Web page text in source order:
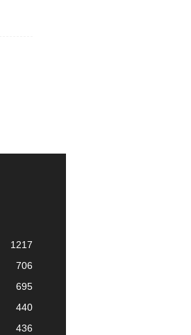
1217
706
695
440
436